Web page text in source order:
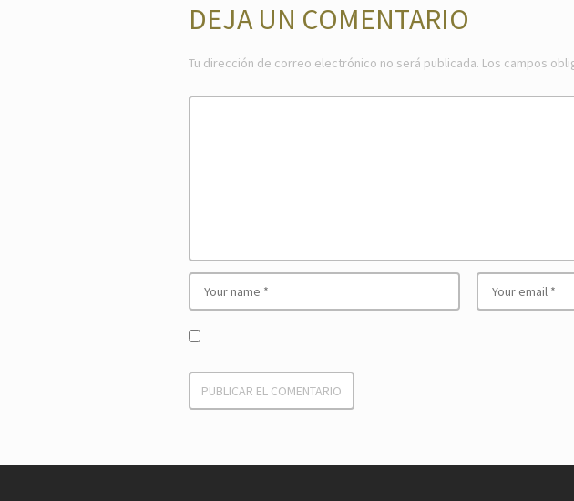
DEJA UN COMENTARIO
Tu dirección de correo electrónico no será publicada. Los campos